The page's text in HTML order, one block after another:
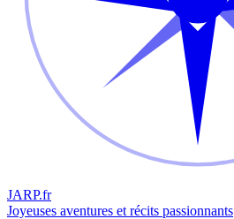
JARP.fr
Joyeuses aventures et récits passionnants